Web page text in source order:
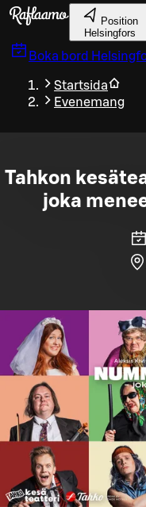
Gå till huvudinnehållet
Position
Helsingfors
Boka bord
Startsida
Evenemang
Tahkon
joka